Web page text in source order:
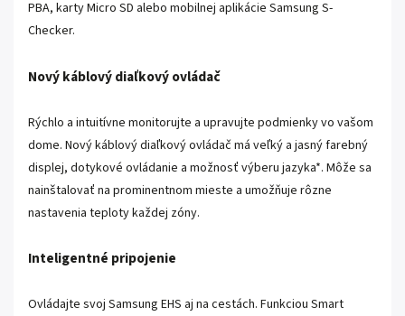
PBA, karty Micro SD alebo mobilnej aplikácie Samsung S-
Checker.
Nový káblový diaľkový ovládač
Rýchlo a intuitívne monitorujte a upravujte podmienky vo vašom
dome. Nový káblový diaľkový ovládač má veľký a jasný farebný
displej, dotykové ovládanie a možnosť výberu jazyka*. Môže sa
nainštalovať na prominentnom mieste a umožňuje rôzne
nastavenia teploty každej zóny.
Inteligentné pripojenie
Ovládajte svoj Samsung EHS aj na cestách. Funkciou Smart